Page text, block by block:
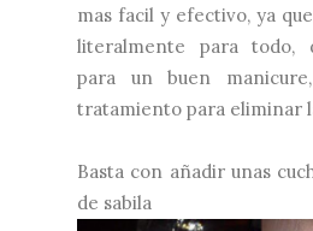
mas facil y efectivo, ya
literalmente para todo,
para un buen
tratamiento para eliminar
Basta con añadir unas
de sabila